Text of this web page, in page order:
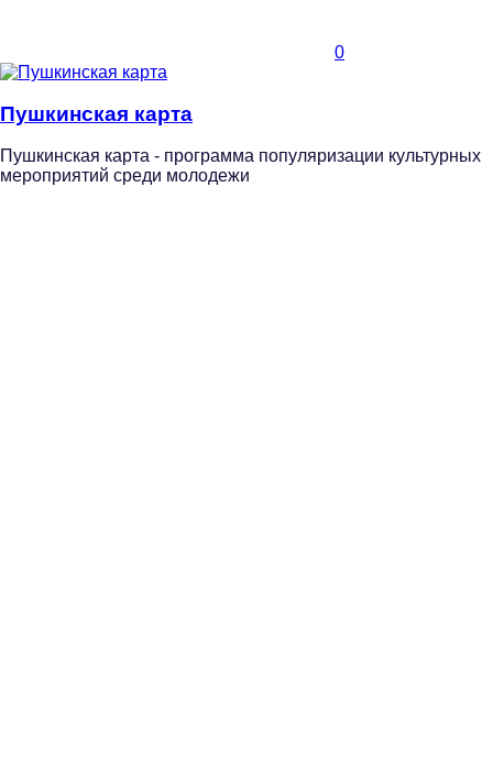
0
Пушкинская карта
Пушкинская карта - программа популяризации культурных
мероприятий среди молодежи